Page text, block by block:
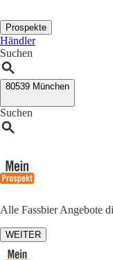
Prospekte
Händler
Suchen
80539 München
Suchen
Alle Fassbier Angebote
WEITER